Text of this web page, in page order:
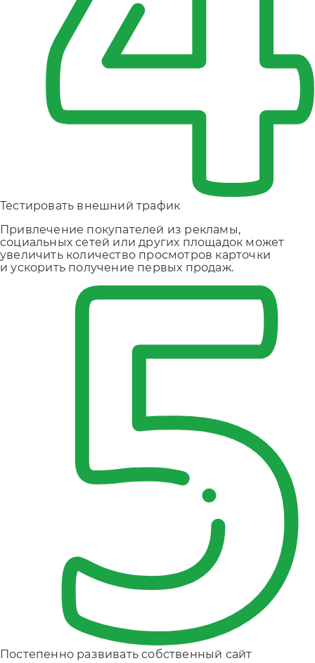
Тестировать внешний трафик
Привлечение покупателей из рекламы,
социальных сетей или других площадок может
увеличить количество просмотров карточки
и ускорить получение первых продаж.
Постепенно развивать собственный сайт